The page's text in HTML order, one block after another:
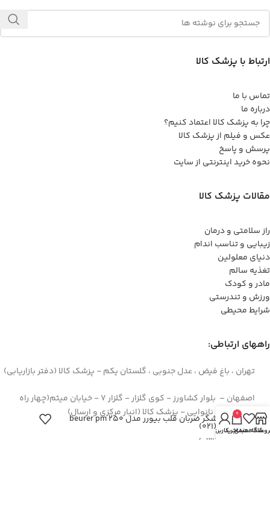
ارتباط با پزشک کالا
تماس با ما
درباره ما
چرا به پزشک کالا اعتماد کنیم؟
عکس و فیلم از پزشک کالا
پرسش و پاسخ
نحوه خرید اینترنتی از سایت
مقالات پزشک کالا
راز سلامتی و درمان
زیبایی و تناسب اندام
دنیای معلولین
تغذیه سالم
مادر و کودک
ورزش و تندرستی
شرایط محیطی
راههای ارتباطی:
تهران ، باغ فیض ، عدل جنوبی ، گلستان یکم - پزشک کالا (دفتر بازاریابی)
اصفهان – بلوار کشاورز - کوی گلزار - گلزار 7 - خیابان میثم(چهار راه
سوم) - روبروی نانوایی - پزشک کالا (انبار مرکزی و ارسال)
44422994(021)
نمایشگر ضربان قلب بیورر مدل beurer pm 250
علاقه مندی
0
سبد خرید
حساب کاربری من